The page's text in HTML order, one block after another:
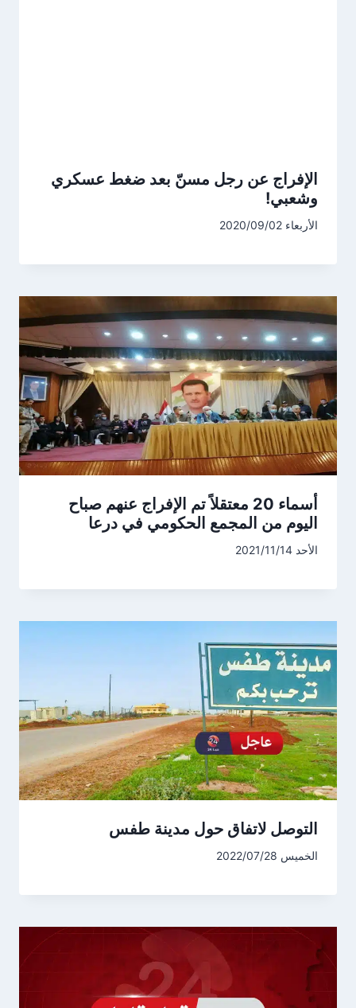
الإفراج عن رجل مسنّ بعد ضغط عسكري
وشعبي!
الأربعاء 2020/09/02
أسماء 20 معتقلاً تم الإفراج عنهم صباح
اليوم من المجمع الحكومي في درعا
الأحد 2021/11/14
التوصل لاتفاق حول مدينة طفس
الخميس 2022/07/28